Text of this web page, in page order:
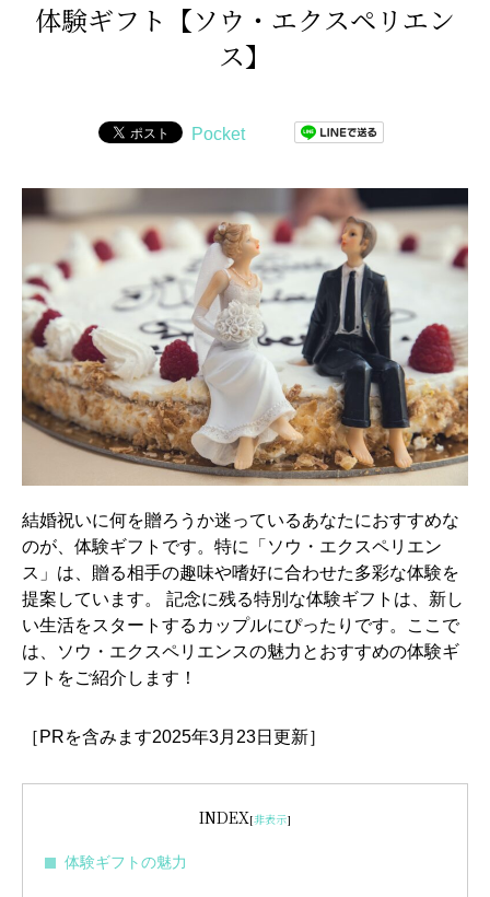
体験ギフト【ソウ・エクスペリエン
ス】
Pocket
結婚祝いに何を贈ろうか迷っているあなたにおすすめな
のが、体験ギフトです。特に「ソウ・エクスペリエン
ス」は、贈る相手の趣味や嗜好に合わせた多彩な体験を
提案しています。 記念に残る特別な体験ギフトは、新し
い生活をスタートするカップルにぴったりです。ここで
は、ソウ・エクスペリエンスの魅力とおすすめの体験ギ
フトをご紹介します！
［PRを含みます2025年3月23日更新］
INDEX[非表示]
体験ギフトの魅力